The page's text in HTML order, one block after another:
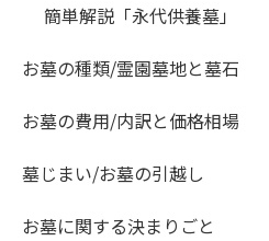
簡単解説「永代供養墓」
お墓の種類/霊園墓地と墓石
お墓の費用/内訳と価格相場
墓じまい/お墓の引越し
お墓に関する決まりごと